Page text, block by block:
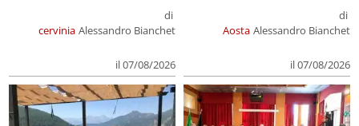
cervinia
di
Alessandro Bianchet
il 07/08/2026
Aosta
di
Alessandro Bianchet
il 07/08/2026